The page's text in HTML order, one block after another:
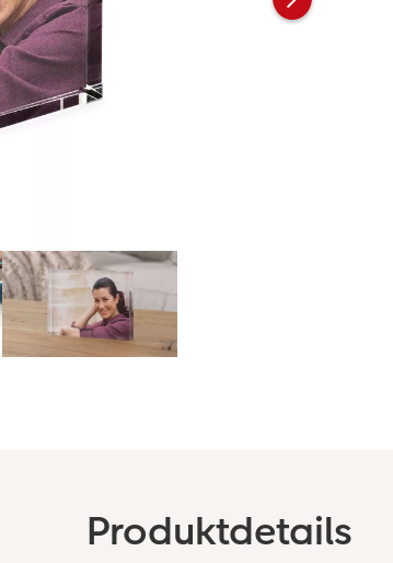
Produktdetails